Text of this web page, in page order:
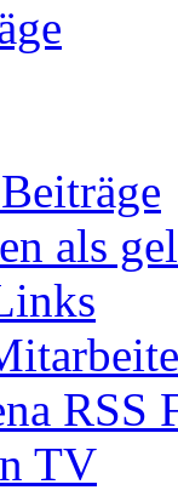
als
RSS
TV